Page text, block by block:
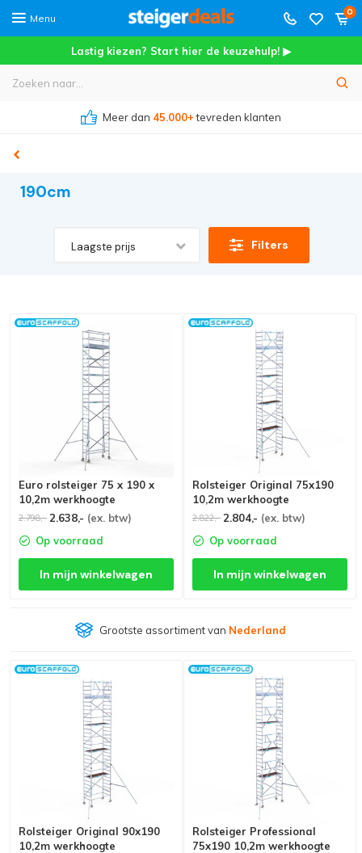
Menu
0
Lastig kiezen? Start hier de keuzehulp! ▶
Meer dan 45.000+tevreden klanten
190cm
Laagste prijs Filters
Euro rolsteiger 75 x 190 x
10,2m werkhoogte
2.798,- 2.638,- (ex. btw)
Op voorraad
In mijn winkelwagen
Rolsteiger Original 75x190
10,2m werkhoogte
2.822,- 2.804,- (ex. btw)
Op voorraad
In mijn winkelwagen
Grootste assortiment van Nederland
Rolsteiger Original 90x190
10,2m werkhoogte
Rolsteiger Professional
75x190 10,2m werkhoogte